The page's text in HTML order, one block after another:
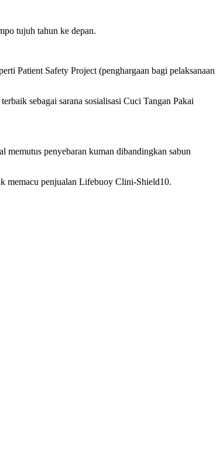
tujuh tahun ke depan.
Patient Safety Project (penghargaan bagi pelaksanaan
sebagai sarana sosialisasi Cuci Tangan Pakai
penyebaran kuman dibandingkan sabun
memacu penjualan Lifebuoy Clini-Shield10.